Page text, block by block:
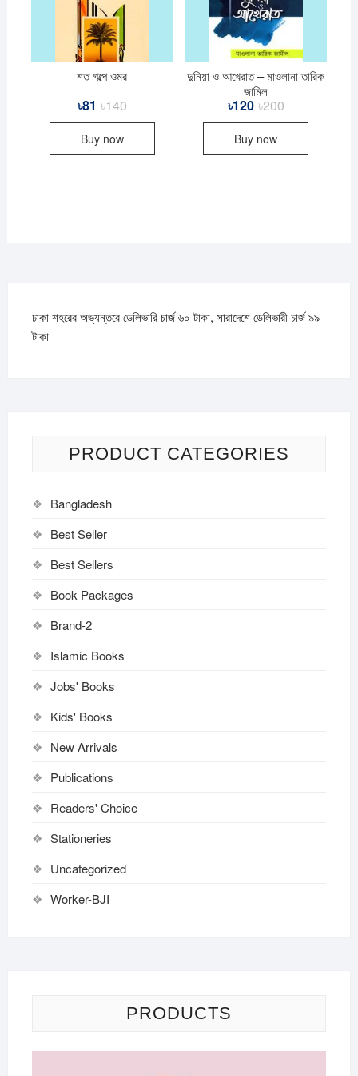
শত গল্পে ওমর
৳140Original
was:
৳81 Current
is:
Buy now
দুনিয়া ও আখেরাত – মাওলানা তারিক
জামিল
৳200Original
was:
৳120 Current
is:
Buy now
ঢাকা শহরের অভ্যন্তরে ডেলিভারি চার্জ ৬০ টাকা, সারাদেশে ডেলিভারী চার্জ ৯৯
টাকা
PRODUCT CATEGORIES
Bangladesh
Best Seller
Best Sellers
Book Packages
Brand-2
Islamic Books
Jobs' Books
Kids' Books
New Arrivals
Publications
Readers' Choice
Stationeries
Uncategorized
Worker-BJI
PRODUCTS